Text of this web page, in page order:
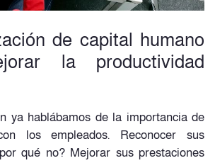
de capital humano
la productividad
ya hablábamos de la importancia de
los empleados. Reconocer sus
qué no? Mejorar sus prestaciones